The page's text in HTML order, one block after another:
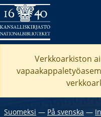
Verkkoarkiston
Suomeksi ― På svenska ―